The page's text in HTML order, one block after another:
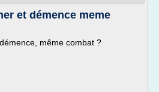
et démence meme
même combat ?